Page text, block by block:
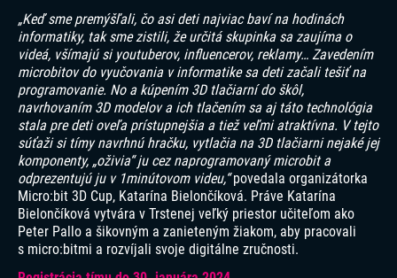
„Keď sme premýšľali, čo asi deti najviac baví na hodinách
informatiky, tak sme zistili, že určitá skupinka sa zaujíma o
videá, všímajú si youtuberov, influencerov, reklamy… Zavedením
microbitov do vyučovania v informatike sa deti začali tešiť na
programovanie. No a kúpením 3D tlačiarní do škôl,
navrhovaním 3D modelov a ich tlačením sa aj táto technológia
stala pre deti oveľa prístupnejšia a tiež veľmi atraktívna. V tejto
súťaži si tímy navrhnú hračku, vytlačia na 3D tlačiarni nejaké jej
komponenty, „oživia“ ju cez naprogramovaný microbit a
odprezentujú ju v 1minútovom videu,“povedala organizátorka
Micro:bit 3D Cup, Katarína Bielončíková. Práve Katarína
Bielončíková vytvára v Trstenej veľký priestor učiteľom ako
Peter Pallo a šikovným a zanieteným žiakom, aby pracovali
s micro:bitmi a rozvíjali svoje digitálne zručnosti.